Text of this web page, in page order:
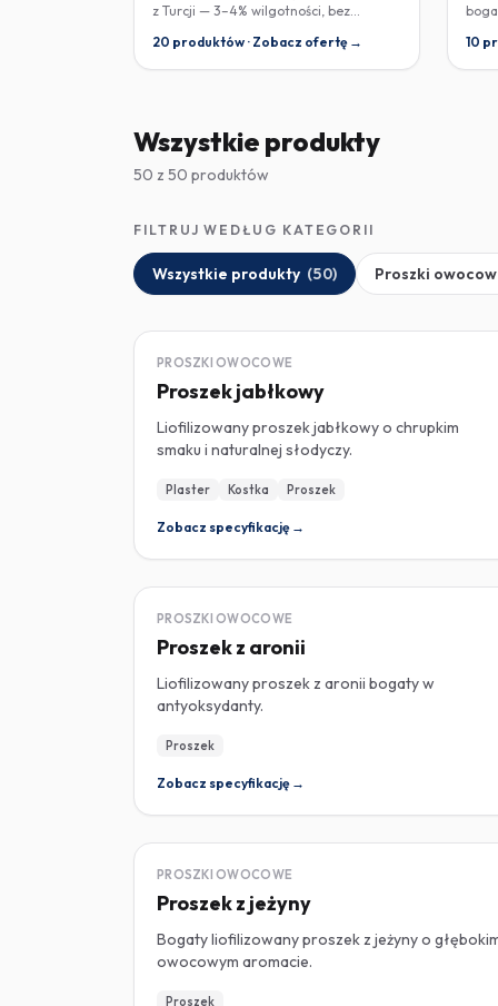
z Turcji — 3–4% wilgotności, bez
20 produktów · Zobacz ofertę →
10
Wszystkie produkty
50 z 50 produktów
FILTRUJ WEDŁUG KATEGORII
Wszystkie produkty (50) Proszki
LIOFILIZOWANY
PROSZKI OWOCOWE
Proszek jabłkowy
Liofilizowany proszek jabłkowy o chrupkim
smaku i naturalnej słodyczy.
Plaster Kostka Proszek
Zobacz specyfikację →
LIOFILIZOWANY
PROSZKI OWOCOWE
Proszek z aronii
Liofilizowany proszek z aronii bogaty w
antyoksydanty.
Proszek
Zobacz specyfikację →
LIOFILIZOWANY
PROSZKI OWOCOWE
Proszek z jeżyny
Bogaty liofilizowany proszek z jeżyny o
owocowym aromacie.
Proszek